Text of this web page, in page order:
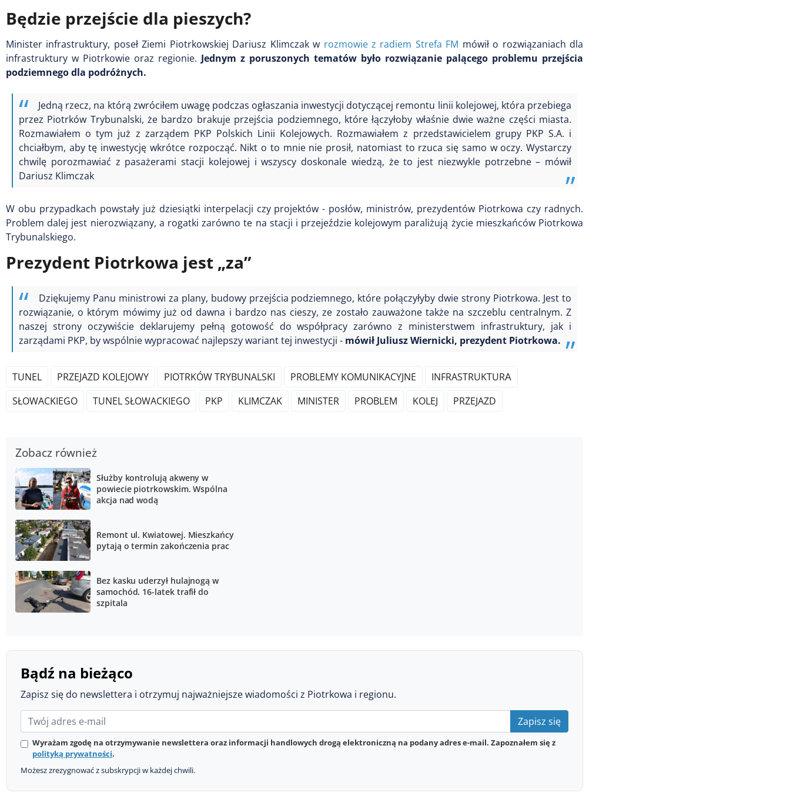
Będzie przejście dla pieszych?
Minister infrastruktury, poseł Ziemi Piotrkowskiej Dariusz Klimczak w rozmowie z radiem Strefa FM mówił o rozwiązaniach dla
infrastruktury w Piotrkowie oraz regionie. Jednym z poruszonych tematów było rozwiązanie palącego problemu przejścia
podziemnego dla podróżnych.
Jedną rzecz, na którą zwróciłem uwagę podczas ogłaszania inwestycji dotyczącej remontu linii kolejowej, która przebiega
przez Piotrków Trybunalski, że bardzo brakuje przejścia podziemnego, które łączyłoby właśnie dwie ważne części miasta.
Rozmawiałem o tym już z zarządem PKP Polskich Linii Kolejowych. Rozmawiałem z przedstawicielem grupy PKP S.A. i
chciałbym, aby tę inwestycję wkrótce rozpocząć. Nikt o to mnie nie prosił, natomiast to rzuca się samo w oczy. Wystarczy
chwilę porozmawiać z pasażerami stacji kolejowej i wszyscy doskonale wiedzą, że to jest niezwykle potrzebne – mówił
Dariusz Klimczak
W obu przypadkach powstały już dziesiątki interpelacji czy projektów - posłów, ministrów, prezydentów Piotrkowa czy radnych.
Problem dalej jest nierozwiązany, a rogatki zarówno te na stacji i przejeździe kolejowym paraliżują życie mieszkańców Piotrkowa
Trybunalskiego.
Prezydent Piotrkowa jest „za”
Dziękujemy Panu ministrowi za plany, budowy przejścia podziemnego, które połączyłyby dwie strony Piotrkowa. Jest to
rozwiązanie, o którym mówimy już od dawna i bardzo nas cieszy,ze zostało zauważone także na szczeblu centralnym. Z
naszej strony oczywiście deklarujemy pełną gotowość do współpracy zarówno z ministerstwem infrastruktury, jak i
zarządami PKP, by wspólnie wypracować najlepszy wariant tej inwestycji - mówił Juliusz Wiernicki, prezydent Piotrkowa.
TUNEL PRZEJAZD KOLEJOWY PIOTRKÓW TRYBUNALSKI PROBLEMY KOMUNIKACYJNE
INFRASTRUKTURА
SŁOWACKIEGO
TUNEL SŁOWACKIEGO PKP KLIMCZAK MINISTER PROBLEM KOLEJ PRZEJAZD
Zobacz również
Służby kontrolują akweny w
powiecie piotrkowskim. Wspólna
akcja nad wodą
Remont ul. Kwiatowej. Mieszkańcy
pytają o termin zakończenia prac
Bez kasku uderzył hulajnogą w
samochód. 16-latek trafił do
szpitala
Bądź na bieżąco
Zapisz się do newslettera i otrzymuj najważniejsze wiadomości z Piotrkowa i regionu.
Zapisz się
Wyrażam zgodę na otrzymywanie newslettera oraz informacji handlowych drogą elektroniczną na podany adres e-mail. Zapoznałem się z
polityką prywatności.
Możesz zrezygnować z subskrypcji w każdej chwili.